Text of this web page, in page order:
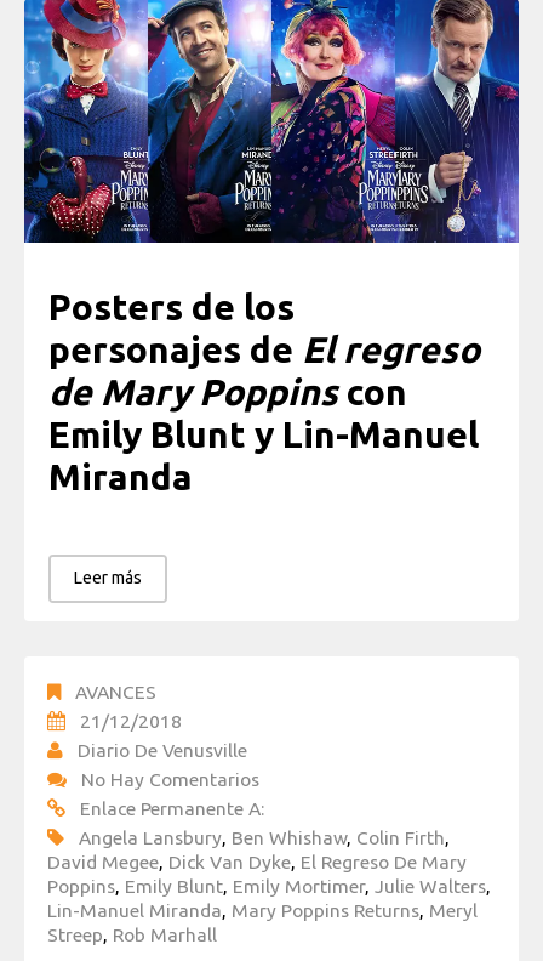
Posters de los
personajes de El regreso
de Mary Poppinscon
Emily Blunt y Lin-Manuel
Miranda
Leer más
AVANCES
21/12/2018
Diario De Venusville
No Hay Comentarios
Enlace Permanente A:
Angela Lansbury, Ben Whishaw, Colin Firth,
David Megee, Dick Van Dyke, El Regreso De Mary
Poppins, Emily Blunt, Emily Mortimer, Julie Walters,
Lin-Manuel Miranda, Mary Poppins Returns, Meryl
Streep, Rob Marhall